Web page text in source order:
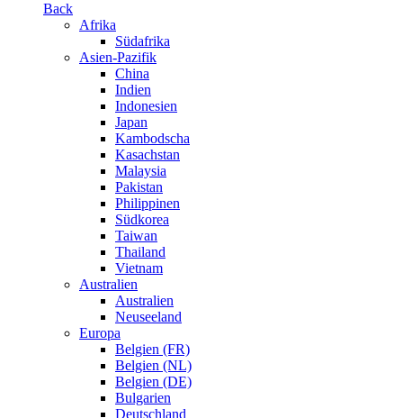
Back
Afrika
Südafrika
Asien-Pazifik
China
Indien
Indonesien
Japan
Kambodscha
Kasachstan
Malaysia
Pakistan
Philippinen
Südkorea
Taiwan
Thailand
Vietnam
Australien
Australien
Neuseeland
Europa
Belgien (FR)
Belgien (NL)
Belgien (DE)
Bulgarien
Deutschland